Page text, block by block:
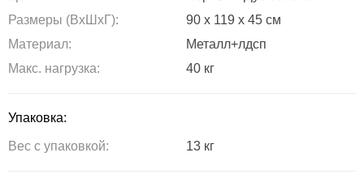
Размеры (ВxШxГ):
90 x 119 x 45 см
Материал:
Металл+лдсп
Maкс. нагрузка:
40 кг
Упаковка:
Вес с упаковкой: 13 кг